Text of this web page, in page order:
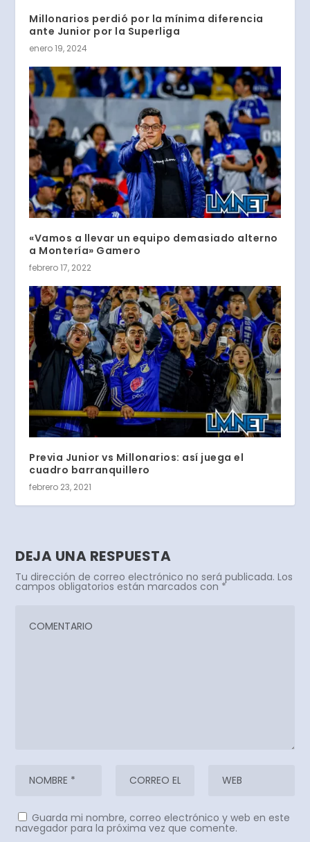
Millonarios perdió por la mínima diferencia
ante Junior por la Superliga
enero 19, 2024
«Vamos a llevar un equipo demasiado alterno
a Montería» Gamero
febrero 17, 2022
Previa Junior vs Millonarios: así juega el
cuadro barranquillero
febrero 23, 2021
DEJA UNA RESPUESTA
Tu dirección de correo electrónico no será publicada. Los
campos obligatorios están marcados con *
Guarda mi nombre, correo electrónico y web en este
navegador para la próxima vez que comente.